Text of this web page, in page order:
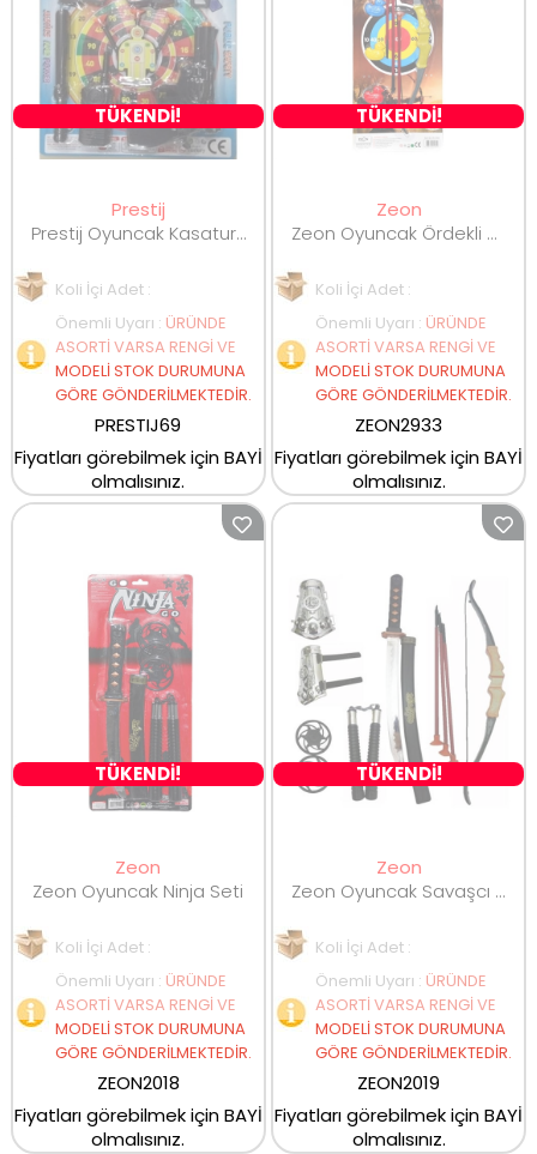
TÜKENDİ!
Prestij
Prestij Oyuncak Kasaturalı Polis Seti
Koli İçi Adet :
Önemli Uyarı : ÜRÜNDE
ASORTİ VARSA RENGİ VE
MODELİ STOK DURUMUNA
GÖRE GÖNDERİLMEKTEDİR.
PRESTIJ69
Fiyatları görebilmek için BAYİ
olmalısınız.
TÜKENDİ!
Zeon
Zeon Oyuncak Ördekli Ok Seti
Koli İçi Adet :
Önemli Uyarı : ÜRÜNDE
ASORTİ VARSA RENGİ VE
MODELİ STOK DURUMUNA
GÖRE GÖNDERİLMEKTEDİR.
ZEON2933
Fiyatları görebilmek için BAYİ
olmalısınız.
TÜKENDİ!
Zeon
Zeon Oyuncak Ninja Seti
Koli İçi Adet :
Önemli Uyarı : ÜRÜNDE
ASORTİ VARSA RENGİ VE
MODELİ STOK DURUMUNA
GÖRE GÖNDERİLMEKTEDİR.
ZEON2018
Fiyatları görebilmek için BAYİ
olmalısınız.
TÜKENDİ!
Zeon
Zeon Oyuncak Savaşcı 10Parça Set
Koli İçi Adet :
Önemli Uyarı : ÜRÜNDE
ASORTİ VARSA RENGİ VE
MODELİ STOK DURUMUNA
GÖRE GÖNDERİLMEKTEDİR.
ZEON2019
Fiyatları görebilmek için BAYİ
olmalısınız.